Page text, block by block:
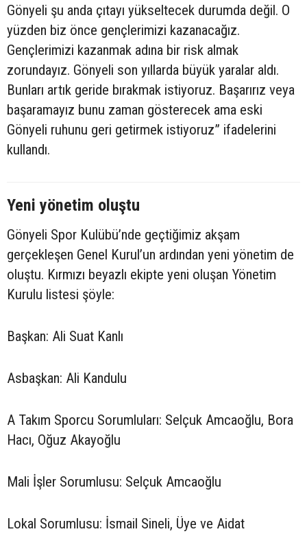
Gönyeli şu anda çıtayı yükseltecek durumda değil. O
yüzden biz önce gençlerimizi kazanacağız.
Gençlerimizi kazanmak adına bir risk almak
zorundayız. Gönyeli son yıllarda büyük yaralar aldı.
Bunları artık geride bırakmak istiyoruz. Başarırız veya
başaramayız bunu zaman gösterecek ama eski
Gönyeli ruhunu geri getirmek istiyoruz” ifadelerini
kullandı.
Yeni yönetim oluştu
Gönyeli Spor Kulübü’nde geçtiğimiz akşam
gerçekleşen Genel Kurul’un ardından yeni yönetim de
oluştu. Kırmızı beyazlı ekipte yeni oluşan Yönetim
Kurulu listesi şöyle:
Başkan: Ali Suat Kanlı
Asbaşkan: Ali Kandulu
A Takım Sporcu Sorumluları: Selçuk Amcaoğlu, Bora
Hacı, Oğuz Akayoğlu
Mali İşler Sorumlusu: Selçuk Amcaoğlu
Lokal Sorumlusu: İsmail Sineli, Üye ve Aidat